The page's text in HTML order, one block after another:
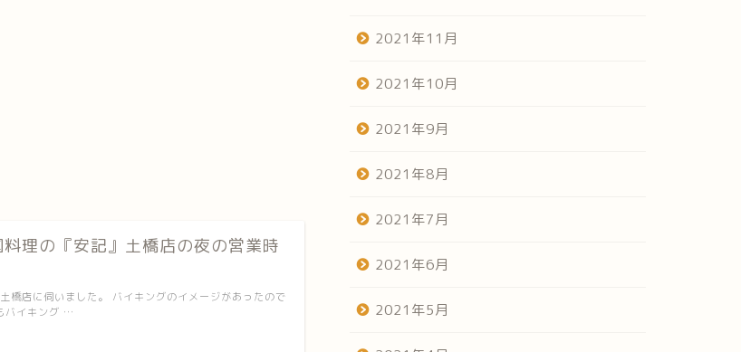
料理の『安記』土橋店の夜の営業時
店に伺いました。 バイキングのイメージがあったので
バイキング …
2021年11月
2021年10月
2021年9月
2021年8月
2021年7月
2021年6月
2021年5月